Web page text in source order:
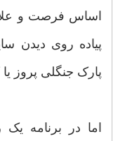
اساس فرصت و
پیاده روی دیدن
پارک جنگلی پروز یا
اما در برنامه